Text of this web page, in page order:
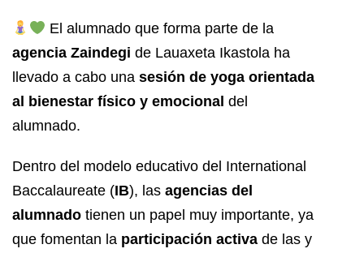
El alumnado que forma parte de la
agencia Zaindegi de Lauaxeta Ikastola ha
llevado a cabo una sesión de yoga orientada
al bienestar físico y emocional del
alumnado.
Dentro del modelo educativo del International
Baccalaureate (IB), las agencias del
alumnado tienen un papel muy importante, ya
que fomentan la participación activa de las y